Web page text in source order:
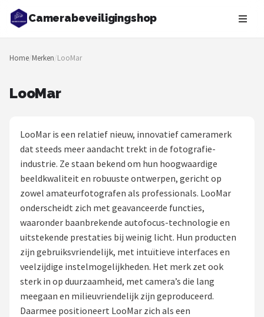
Camerabeveiligingshop
Zoeken
NAVIGATIE
Blog
Beveiligingscamera's
Camera Deurbellen
NAS
Shop
Eufy
Home/Merken/LooMar
LooMar
LooMar is een relatief nieuw, innovatief cameramerk
dat steeds meer aandacht trekt in de fotografie-
industrie. Ze staan bekend om hun hoogwaardige
beeldkwaliteit en robuuste ontwerpen, gericht op
zowel amateurfotografen als professionals. LooMar
onderscheidt zich met geavanceerde functies,
waaronder baanbrekende autofocus-technologie en
uitstekende prestaties bij weinig licht. Hun producten
zijn gebruiksvriendelijk, met intuïtieve interfaces en
veelzijdige instelmogelijkheden. Het merk zet ook
sterk in op duurzaamheid, met camera’s die lang
meegaan en milieuvriendelijk zijn geproduceerd.
Daarmee positioneert LooMar zich als een